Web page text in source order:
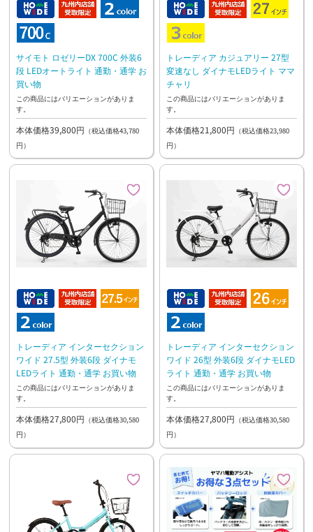
サイモト ロゼリーDX 700C 外装6
段 LEDオートライト 通勤・通学 お
買い物
この商品にはバリエーションがありま
す。
本体価格39,800円 （税込価格43,780
円）
トレーディア カジュアリー 27型
変速なし ダイナモLEDライト ママ
チャリ
この商品にはバリエーションがありま
す。
本体価格21,800円 （税込価格23,980
円）
トレーディア インターセクション
ワイド 27.5型 外装6段 ダイナモ
LEDライト 通勤・通学 お買い物
この商品にはバリエーションがありま
す。
本体価格27,800円 （税込価格30,580
円）
トレーディア インターセクション
ワイド 26型 外装6段 ダイナモLED
ライト 通勤・通学 お買い物
この商品にはバリエーションがありま
す。
本体価格27,800円 （税込価格30,580
円）